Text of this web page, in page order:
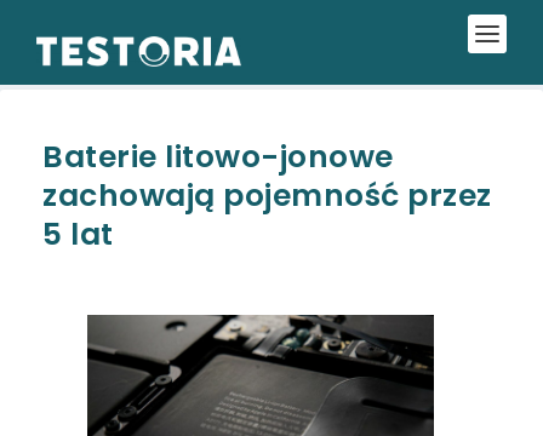
Baterie litowo-jonowe
zachowają pojemność przez
5 lat